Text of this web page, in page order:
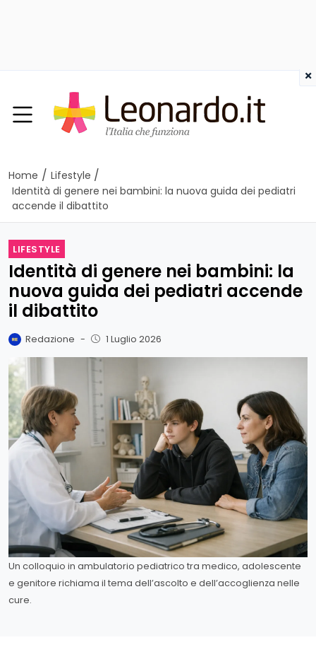
Home / Lifestyle /
Identità di genere nei bambini: la nuova guida dei pediatri
accende il dibattito
LIFESTYLE
Identità di genere nei bambini: la
nuova guida dei pediatri accende
il dibattito
Redazione - 1 Luglio 2026
Un colloquio in ambulatorio pediatrico tra medico, adolescente
e genitore richiama il tema dell’ascolto e dell’accoglienza nelle
cure.
×